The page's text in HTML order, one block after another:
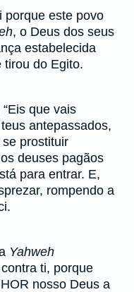
porque este povo
, o Deus dos seus
estabelecida
tirou do Egito.
que vais
antepassados,
prostituir
deuses pagãos
para entrar. E,
rompendo a
Yahweh
ti, porque
nosso Deus a